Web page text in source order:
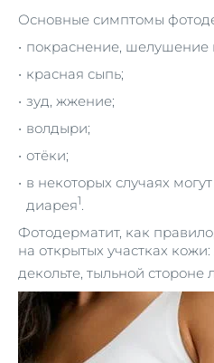
Основные симптомы
покраснение, шелушение
красная сыпь;
зуд, жжение;
волдыри;
отёки;
в некоторых случаях
диарея1.
Фотодерматит, как
на открытых участках
декольте, тыльной стороне